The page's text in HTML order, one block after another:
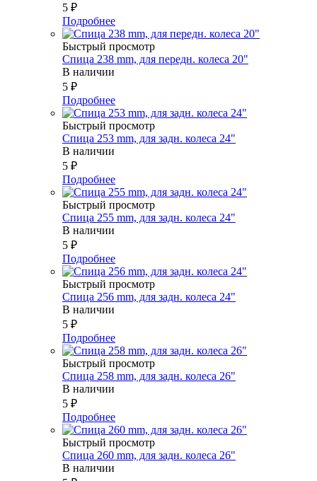
5 ₽
Подробнее
Быстрый просмотр
Спица 238 mm, для передн. колеса 20"
В наличии
5 ₽
Подробнее
Быстрый просмотр
Спица 253 mm, для задн. колеса 24"
В наличии
5 ₽
Подробнее
Быстрый просмотр
Спица 255 mm, для задн. колеса 24"
В наличии
5 ₽
Подробнее
Быстрый просмотр
Спица 256 mm, для задн. колеса 24"
В наличии
5 ₽
Подробнее
Быстрый просмотр
Спица 258 mm, для задн. колеса 26"
В наличии
5 ₽
Подробнее
Быстрый просмотр
Спица 260 mm, для задн. колеса 26"
В наличии